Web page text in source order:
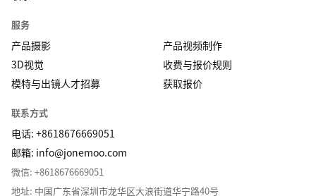
服务
产品摄影
产品视频制作
3D视觉
收费与报价规则
模特与出镜人才招募
获取报价
联系方式
电话: +8618676669051
邮箱: info@jonemoo.com
微信: +8618676669051
地址: 中国广东省深圳市龙华区大浪街道华宁路40号